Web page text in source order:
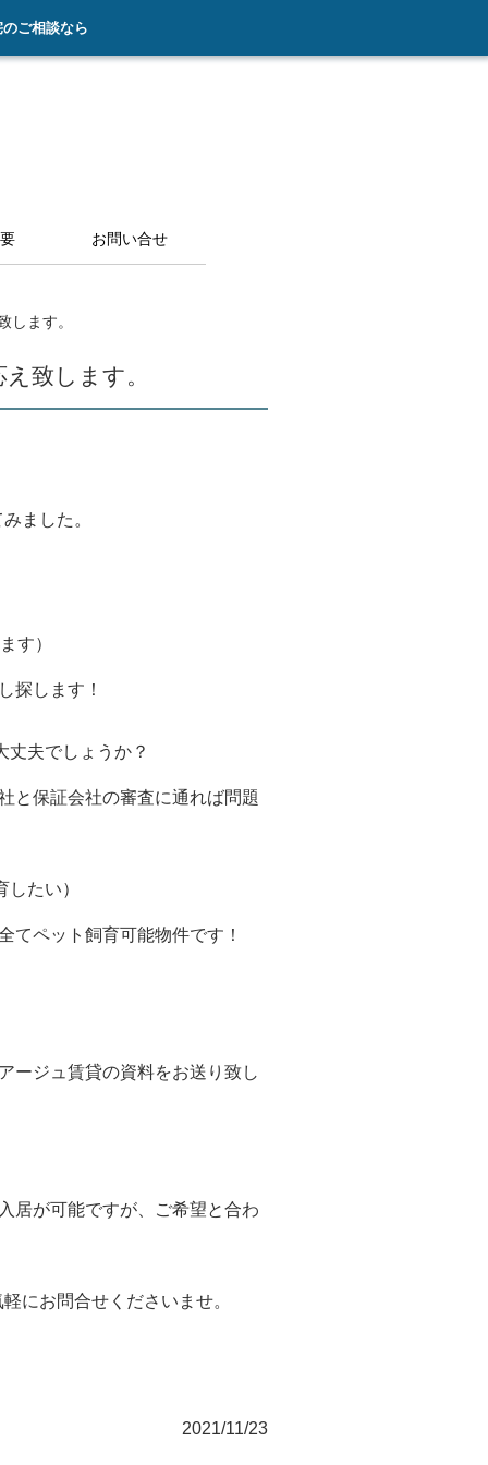
ご相談なら
お問い合せ
します。
致します。
ました。
す）
します！
夫でしょうか？
と保証会社の審査に通れば問題
たい）
ペット飼育可能物件です！
ージュ賃貸の資料をお送り致し
居が可能ですが、ご希望と合わ
にお問合せくださいませ。
2021/11/23